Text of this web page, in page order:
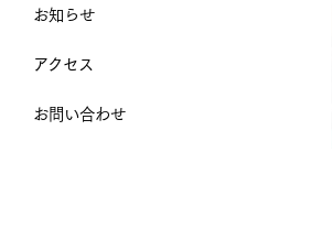
お知らせ
アクセス
お問い合わせ